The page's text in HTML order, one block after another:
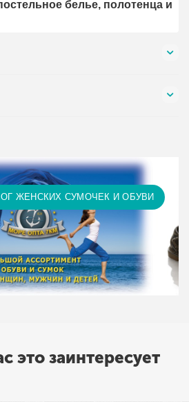
белье, полотенца и
ЖЕНСКИХ СУМОЧЕК И ОБУВИ
это заинтересует